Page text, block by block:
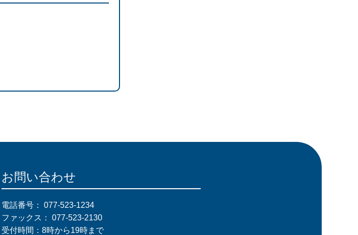
お問い合わせ
電話番号： 077-523-1234
ファックス： 077-523-2130
受付時間：8時から19時まで